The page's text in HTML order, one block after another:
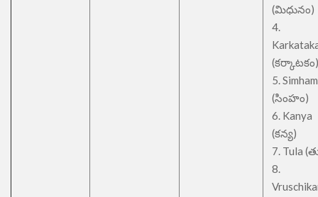
(మిధునం)
4.
(కర్కాటకం)
5. Simham
(సింహం)
6. Kanya
(కన్య)
7. Tula
8.